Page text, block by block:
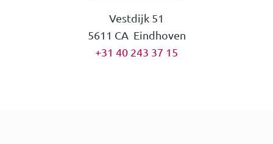
Vestdijk 51
5611 CA Eindhoven
+31 40 243 37 15